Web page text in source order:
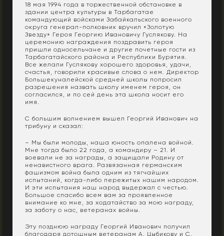
18 мая 1994 года в торжественной обстановке в
здании центра культуры в Тарбагатае
командующий войсками Забайкальского военного
округа генерал-полковник вручил «Золотую
Звезду» Героя Георгию Ивановичу Гуслякову. На
церемонию награждения поздравить героя
пришли односельчане и другие почетные гости из
Тарбагатайского района и Республики Бурятия.
Все желали Гуслякову хорошего здоровья, удачи,
счастья, говорили красивые слова о нем. Директор
Большекуналейской средней школы попросил
разрешения назвать школу именем героя, он
согласился, и по сей день эта школа носит его
имя.
С большим волнением вышел Георгий Иванович на
трибуну и сказал:
– Мы были молоды, наша юность опалена войной.
Мне тогда было 22 года, а командиру – 21. И
воевали не за награды, а защищали Родину от
ненавистного врага. Развязанная германским
фашизмом война была одним из тягчайших
испытаний, когда-либо пережитых нашим народом.
И эти испытания наш народ выдержал с честью.
Большое спасибо всем вам за проявленное
внимание ко мне, за ходатайство за мою награду,
за заботу о нас, ветеранах войны.
Эту позднюю награду Георгий Иванович получил
благодаря дотошным ветеранам А. Цыбикову и С.